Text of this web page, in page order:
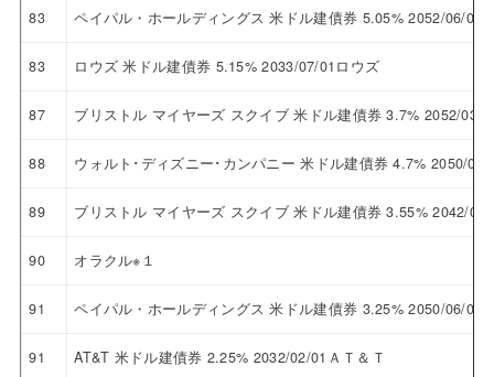
83 ペイパル・ホールディングス 米ドル建債券 5.05% 2052/06/01
83 ロウズ 米ドル建債券 5.15% 2033/07/01ロウズ
87 ブリストル マイヤーズ スクイブ 米ドル建債券 3.7% 2052/
88 ウォルト･ディズニー･カンパニー 米ドル建債券 4.7% 2050/
89 ブリストル マイヤーズ スクイブ 米ドル建債券 3.55% 2042/
90 オラクル※１
91 ペイパル・ホールディングス 米ドル建債券 3.25% 2050/06/01
91 AT&T 米ドル建債券 2.25% 2032/02/01ＡＴ＆Ｔ